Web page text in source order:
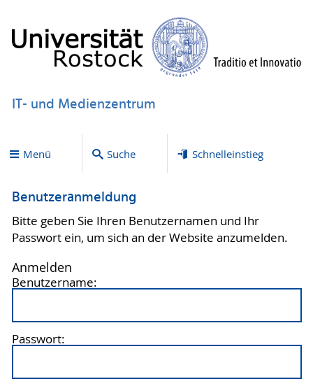
IT- und Medienzentrum
Menü Suche Schnelleinstieg
Benutzeranmeldung
Bitte geben Sie Ihren Benutzernamen und Ihr
Passwort ein, um sich an der Website anzumelden.
Anmelden
Benutzername:
Passwort: